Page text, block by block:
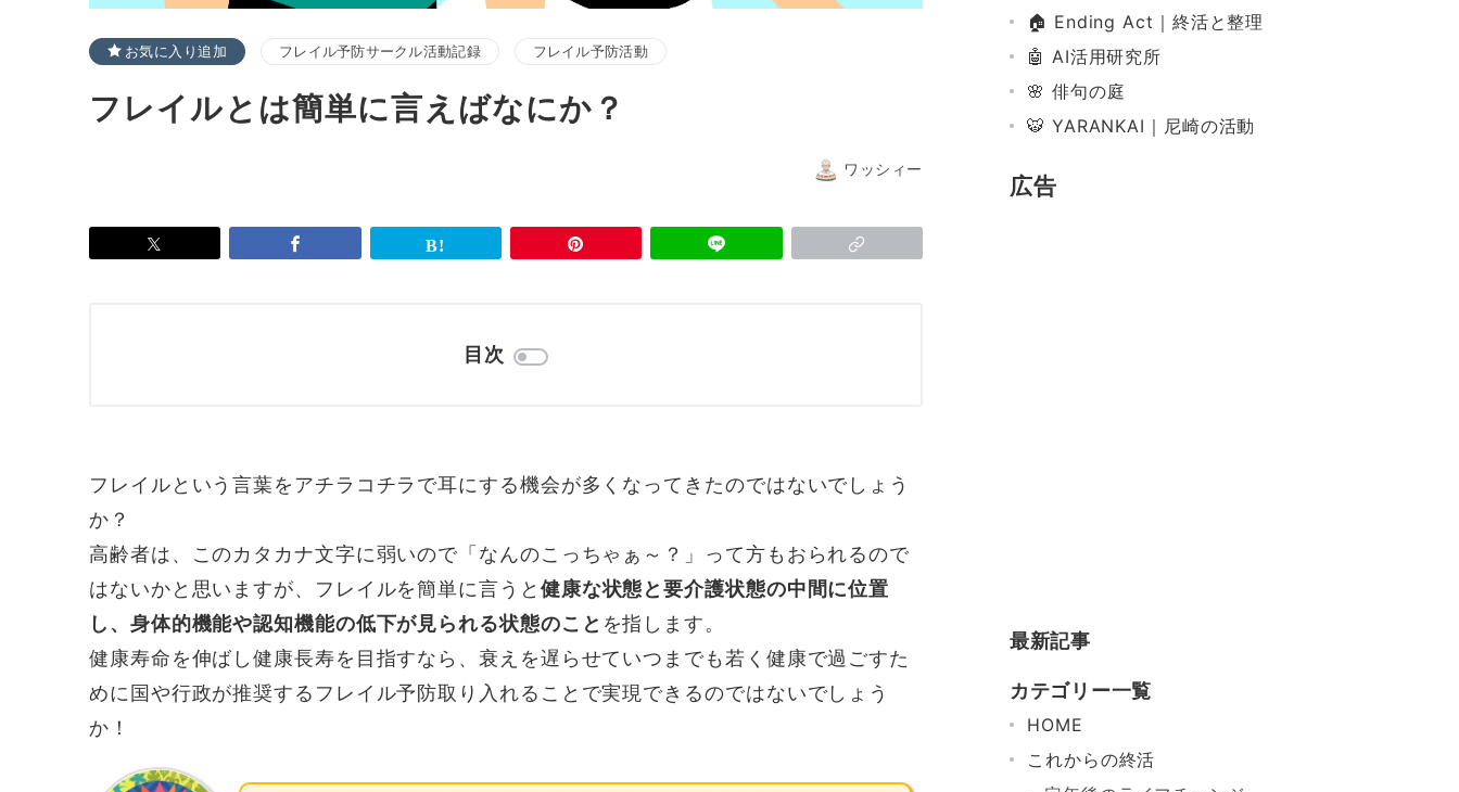
お気に入り追加 フレイル予防サークル活動記録 フレイル予防活動
フレイルとは簡単に言えばなにか？
ワッシィー
目次
フレイルという言葉をアチラコチラで耳にする機会が多くなってきたのではないでしょう
か？
高齢者は、このカタカナ文字に弱いので「なんのこっちゃぁ～？」って方もおられるので
はないかと思いますが、フレイルを簡単に言うと 健康な状態と要介護状態の中間に位置
し、身体的機能や認知機能の低下が見られる状態のこと を指します。
健康寿命を伸ばし健康長寿を目指すなら、衰えを遅らせていつまでも若く健康で過ごすた
めに国や行政が推奨するフレイル予防取り入れることで実現できるのではないでしょう
か！
🏠 Ending Act｜終活と整理
🤖 AI活用研究所
🌸 俳句の庭
🐯 YARANKAI｜尼崎の活動
広告
最新記事
カテゴリー一覧
HOME
これからの終活